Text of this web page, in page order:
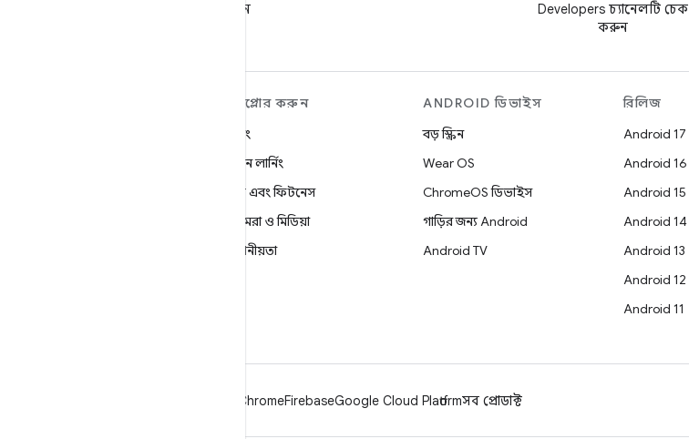
ফলো করুন
Developers চ্যানেলটি চেক
করুন
এক্সপ্লোর করুন
গেমিং
মেশিন লার্নিং
স্বাস্থ্য এবং ফিটনেস
ক্যামেরা ও মিডিয়া
গোপনীয়তা
ANDROID ডিভাইস
বড় স্ক্রিন
Wear OS
ChromeOS ডিভাইস
গাড়ির জন্য Android
Android TV
রিলিজ
Android 17
Android 16
Android 15
Android 14
Android 13
Android 12
Android 11
ChromeFirebaseGoogle Cloud Platformসব প্রোডাক্ট